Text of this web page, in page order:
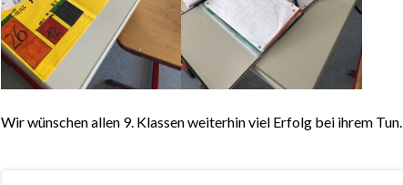
Wir wünschen allen 9. Klassen weiterhin viel Erfolg bei ihrem Tun.